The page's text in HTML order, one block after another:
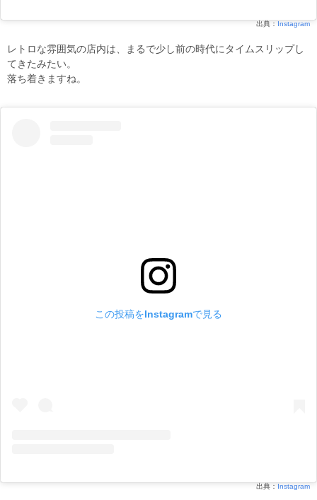
出典： Instagram
レトロな雰囲気の店内は、まるで少し前の時代にタイムスリップし
てきたみたい。
落ち着きますね。
この投稿をInstagramで見る
出典： Instagram